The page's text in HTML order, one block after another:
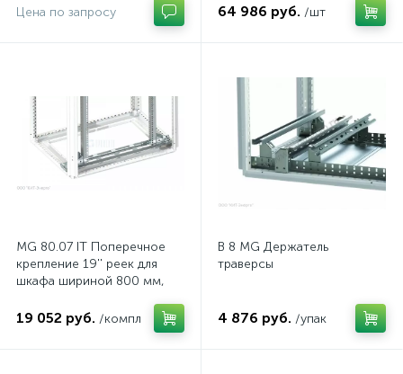
стали, с перемычкой
Цена по запросу 64 986 руб. /шт
MG 80.07 IT Поперечное
крепление 19'' реек для
шкафа шириной 800 мм,
19 052 руб. /компл
B 8 MG Держатель
траверсы
4 876 руб. /упак